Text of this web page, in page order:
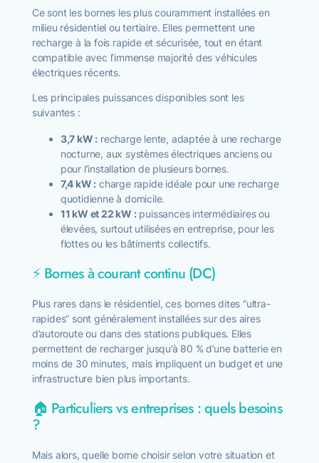
Ce sont les bornes les plus couramment installées en
milieu résidentiel ou tertiaire. Elles permettent une
recharge à la fois rapide et sécurisée, tout en étant
compatible avec l’immense majorité des véhicules
électriques récents.
Les principales puissances disponibles sont les
suivantes :
3,7 kW : recharge lente, adaptée à une recharge
nocturne, aux systèmes électriques anciens ou
pour l’installation de plusieurs bornes.
7,4 kW : charge rapide idéale pour une recharge
quotidienne à domicile.
11 kW et 22 kW :puissances intermédiaires ou
élevées, surtout utilisées en entreprise, pour les
flottes ou les bâtiments collectifs.
⚡ Bornes à courant continu (DC)
Plus rares dans le résidentiel, ces bornes dites “ultra-
rapides” sont généralement installées sur des aires
d’autoroute ou dans des stations publiques. Elles
permettent de recharger jusqu’à 80 % d’une batterie en
moins de 30 minutes, mais impliquent un budget et une
infrastructure bien plus importants.
🏠 Particuliers vs entreprises : quels besoins
?
Mais alors, quelle borne choisir selon votre situation et